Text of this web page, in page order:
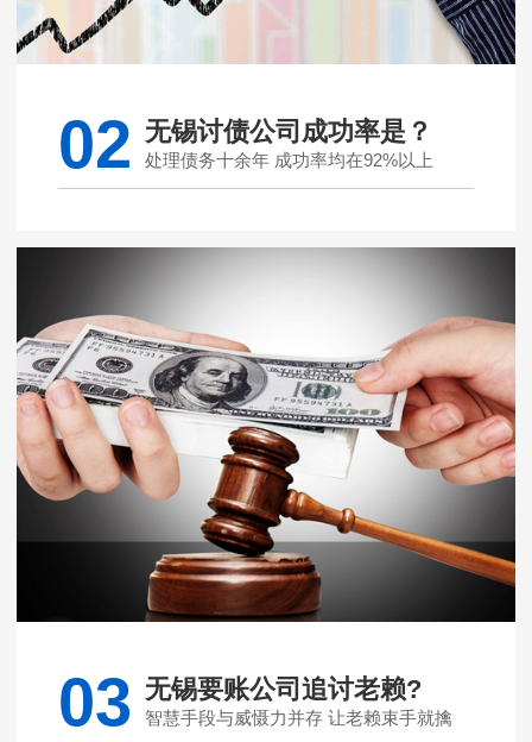
02 无锡讨债公司成功率是？
处理债务十余年 成功率均在92%以上
03 无锡要账公司追讨老赖?
智慧手段与威慑力并存 让老赖束手就擒